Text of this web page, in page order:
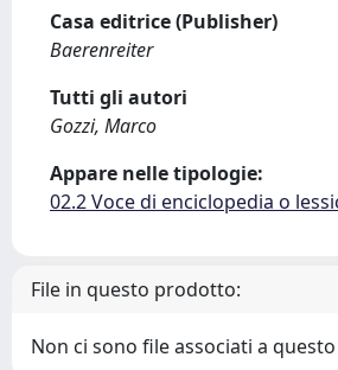
Casa editrice (Publisher)
Baerenreiter
Tutti gli autori
Gozzi, Marco
Appare nelle tipologie:
02.2 Voce di enciclopedia o
File in questo prodotto:
Non ci sono file associati a